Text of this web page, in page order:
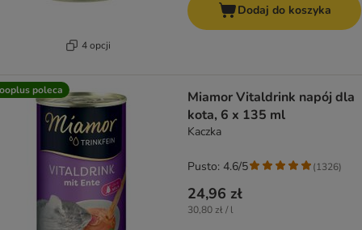
4 opcji
Dodaj do koszyka
poleca
Miamor Vitaldrink napój dla
kota, 6 x 135 ml
Kaczka
24,96 zł
30,80 zł / l
Pusto: 4.6/5 (1326)